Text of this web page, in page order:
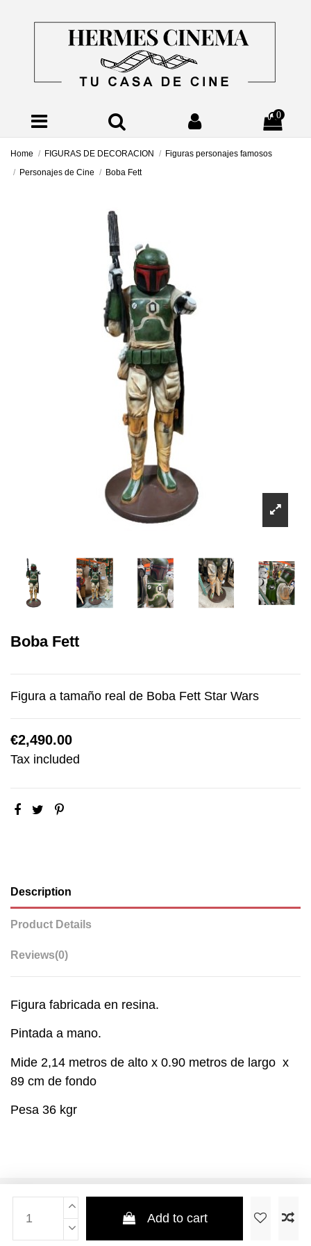
0
Home FIGURAS DE DECORACION
Figuras personajes famosos
Personajes de Cine
Boba Fett
Boba Fett
Figura a tamaño real de Boba Fett Star Wars
€2,490.00
Tax included
Add to cart
Description
Product Details
Reviews(0)
Figura fabricada en resina.
Pintada a mano.
Mide 2,14 metros de alto x 0.90 metros de largo x
89 cm de fondo
Pesa 36 kgr